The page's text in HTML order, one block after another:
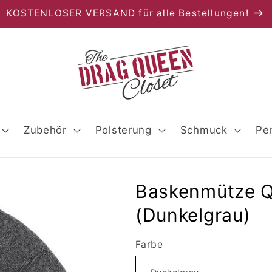
KOSTENLOSER VERSAND für alle Bestellungen!
Zubehör Polsterung Schmuck
Baskenmütze
(Dunkelgrau)
Farbe